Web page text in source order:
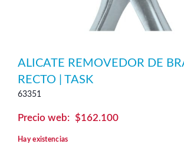
ALICATE REMOVEDOR DE
RECTO | TASK
63351
$162.100
Hay existencias